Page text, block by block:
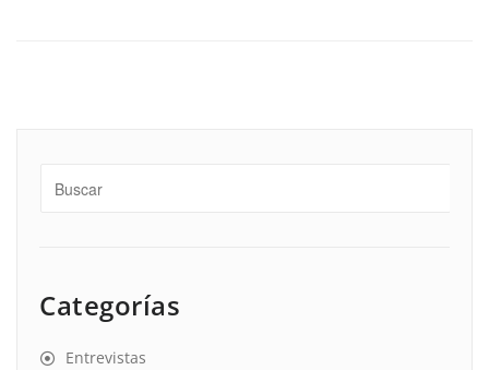
Categorías
Entrevistas